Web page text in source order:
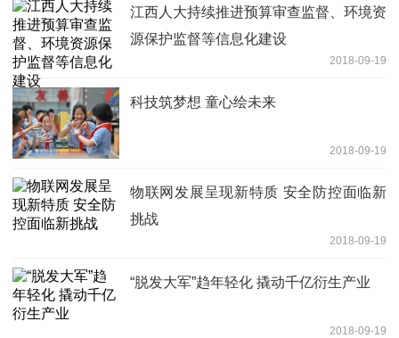
江西人大持续推进预算审查监督、环境资
源保护监督等信息化建设
2018-09-19
科技筑梦想 童心绘未来
2018-09-19
物联网发展呈现新特质 安全防控面临新
挑战
2018-09-19
“脱发大军”趋年轻化 撬动千亿衍生产业
2018-09-19